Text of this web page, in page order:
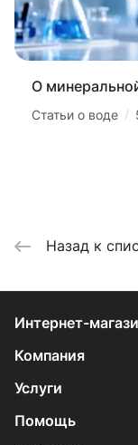
О
Статьи о воде /
Назад к
Интернет-
Компания
Услуги
Помощь